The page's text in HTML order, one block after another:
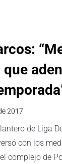
2017
de Liga
con los
complejo de